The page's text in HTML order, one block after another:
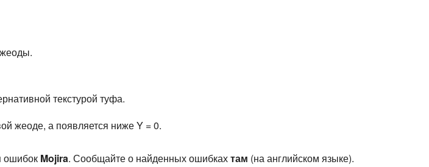
текстурой туфа.
жеоде, а появляется ниже Y = 0.
ошибок Mojira. Сообщайте о найденных ошибкахтам (на английском языке).